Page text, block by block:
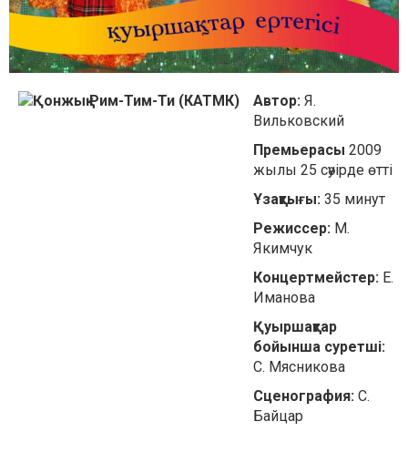
Автор: Я.
Вильковский
Премьерасы 2009
жылы 25 сәуірде өтті
Ұзақтығы: 35 минут
Режиссер: М.
Якимчук
Концертмейстер: Е.
Иманова
Қуыршақтар
бойынша суретші:
С. Мясникова
Сценография: С.
Байцар